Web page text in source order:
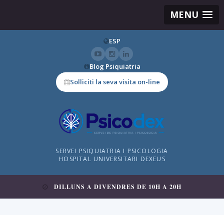
MENU
ESP
Blog Psiquiatria
Sol·liciti la seva visita on-line
SERVEI PSIQUIATRIA I PSICOLOGIA
HOSPITAL UNIVERSITARI DEXEUS
DILLUNS A DIVENDRES DE 10H A 20H